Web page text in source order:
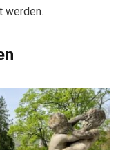
werden.